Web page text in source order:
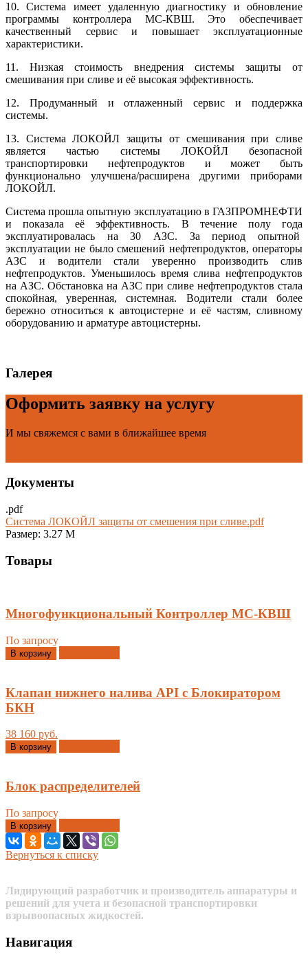
10. Система имеет удаленную диагностику и обновление
программы контроллера МС-КВШ. Это обеспечивает
качественный сервис и повышает эксплуатационные
характеристики.
11. Низкая стоимость внедрения системы защиты от
смешивания при сливе и её высокая эффективность.
12. Продуманный и отлаженный сервис и поддержка
системы.
13. Система ЛОКОЙЛ защиты от смешивания при сливе
является частью системы ЛОКОЙЛ безопасной
транспортировки нефтепродуктов и может быть
функционально улучшена/расширена другими приборами
ЛОКОЙЛ.
Система прошла опытную эксплуатацию в ГАЗПРОМНЕФТИ
и показала её эффективность. В течение полу года
эксплуатировалась на 30 АЗС. За период опытной
эксплуатации не было смешений нефтепродуктов, операторы
АЗС и водители стали уверенно производить слив
нефтепродуктов. Уменьшилось время слива нефтепродуктов
на АЗС. Обстановка на АЗС при сливе нефтепродуктов стала
спокойная, уверенная, системная. Водители стали более
бережно относиться к автоцистерне и её частям, сливному
оборудованию и арматуре автоцистерны.
Галерея
Оформить заявку на услугу
И мы свяжемся с вами в ближайшее время
Документы
.pdf
Система ЛОКОЙЛ защиты от смешения при сливе.pdf
Размер: 3.27 M
Товары
Многофункциональный Контроллер МС-КВШ
По запросу
В корзину
Клапан нижнего налива API с Блокиратором
БКН
38 160 руб.
В корзину
Блок распределителей
По запросу
В корзину
Вернуться к списку
Лидирующий разработчик и производитель аппаратуры и
решений для учета и безопасной транспортировки
взрывоопасных жидкостей.
Навигация